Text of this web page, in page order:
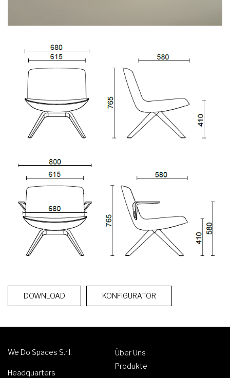
DOWNLOAD KONFIGURATOR
We Do Spaces S.r.l.
Headquarters
Über Uns
Produkte